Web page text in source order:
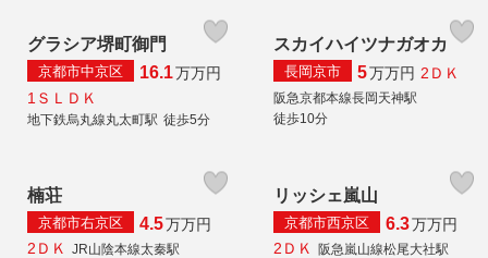
グラシア堺町御門
京都市中京区 16.1万万円
1ＳＬＤＫ
地下鉄烏丸線丸太町駅 徒歩5分
スカイハイツナガオカ
長岡京市 5万万円 2ＤＫ
阪急京都本線長岡天神駅
徒歩10分
楠荘
京都市右京区 4.5万万円
2ＤＫ JR山陰本線太秦駅
リッシェ嵐山
京都市西京区 6.3万万円
2ＤＫ 阪急嵐山線松尾大社駅